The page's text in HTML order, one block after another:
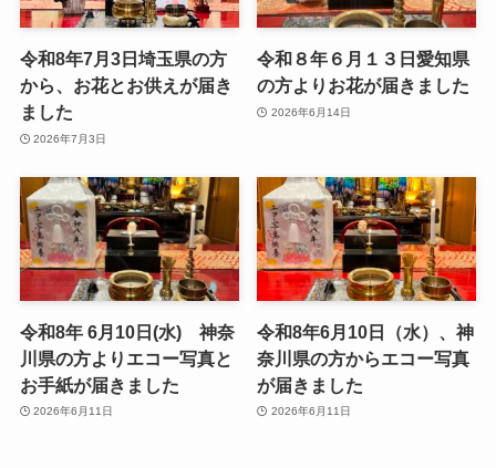
令和8年7月3日埼玉県の方
から、お花とお供えが届き
ました
2026年7月3日
令和８年６月１３日愛知県
の方よりお花が届きました
2026年6月14日
令和8年 6月10日(水) 神奈
川県の方よりエコー写真と
お手紙が届きました
2026年6月11日
令和8年6月10日（水）、神
奈川県の方からエコー写真
が届きました
2026年6月11日